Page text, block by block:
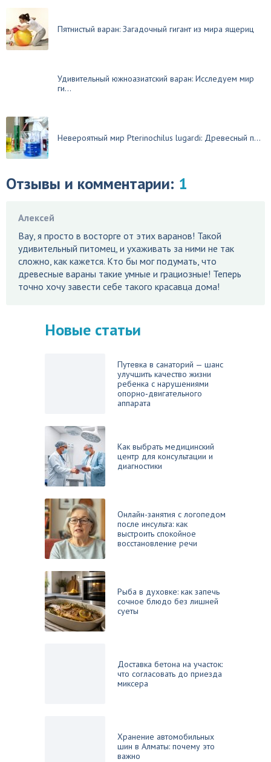
Пятнистый варан: Загадочный гигант из мира ящериц
Удивительный южноазиатский варан: Исследуем мир
ги...
Невероятный мир Pterinochilus lugardi: Древесный п...
Отзывы и комментарии: 1
Алексей
Вау, я просто в восторге от этих варанов! Такой
удивительный питомец, и ухаживать за ними не так
сложно, как кажется. Кто бы мог подумать, что
древесные вараны такие умные и грациозные! Теперь
точно хочу завести себе такого красавца дома!
Новые статьи
Путевка в санаторий — шанс
улучшить качество жизни
ребенка с нарушениями
опорно‑двигательного
аппарата
Как выбрать медицинский
центр для консультации и
диагностики
Онлайн-занятия с логопедом
после инсульта: как
выстроить спокойное
восстановление речи
Рыба в духовке: как запечь
сочное блюдо без лишней
суеты
Доставка бетона на участок:
что согласовать до приезда
миксера
Хранение автомобильных
шин в Алматы: почему это
важно